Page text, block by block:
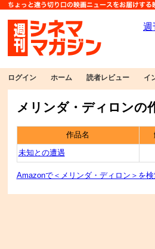
ログイン ホーム 読者レビュー イ
メリンダ・ディロンの
作品名
未知との遭遇
Amazonで＜メリンダ・ディロン＞を検